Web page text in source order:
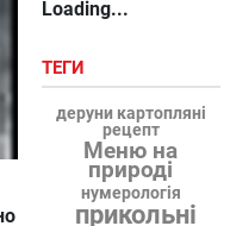
Loading...
ТЕГИ
деруни картопляні
рецепт
Меню на
природі
нумерологія
прикольні